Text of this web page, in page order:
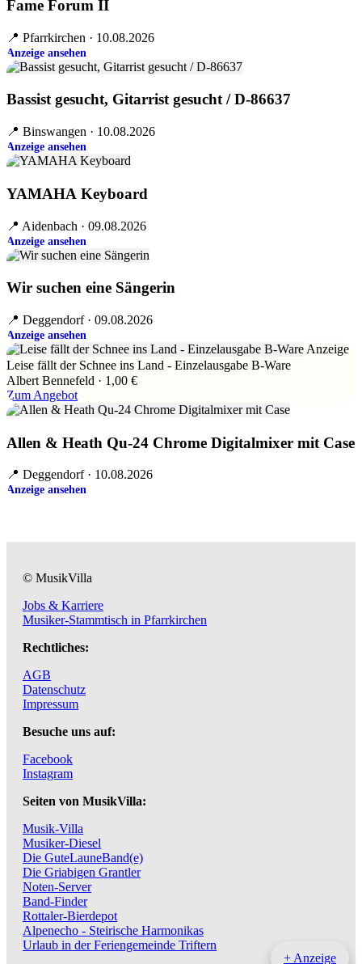
+ Anzeige
Fame Forum II
📍 Pfarrkirchen · 10.08.2026
Anzeige ansehen
Bassist gesucht, Gitarrist gesucht / D-86637
📍 Binswangen · 10.08.2026
Anzeige ansehen
YAMAHA Keyboard
📍 Aidenbach · 09.08.2026
Anzeige ansehen
Wir suchen eine Sängerin
📍 Deggendorf · 09.08.2026
Anzeige ansehen
Anzeige
Leise fällt der Schnee ins Land - Einzelausgabe B-Ware
Albert Bennefeld · 1,00 €
Zum Angebot
Allen & Heath Qu-24 Chrome Digitalmixer mit Case
📍 Deggendorf · 10.08.2026
Anzeige ansehen
© MusikVilla
Jobs & Karriere
Musiker-Stammtisch in Pfarrkirchen
Rechtliches:
AGB
Datenschutz
Impressum
Besuche uns auf:
Facebook
Instagram
Seiten von MusikVilla:
Musik-Villa
Musiker-Diesel
Die GuteLauneBand(e)
Die Griabigen Grantler
Noten-Server
Band-Finder
Rottaler-Bierdepot
Alpenecho - Steirische Harmonikas
Urlaub in der Feriengemeinde Triftern